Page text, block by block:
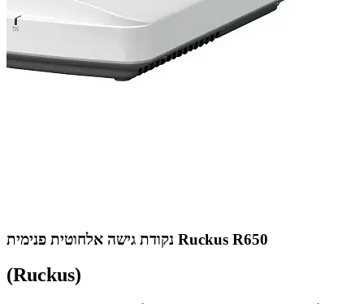
נקודת גישה אלחוטית פנימית Ruckus R650
(Ruckus)